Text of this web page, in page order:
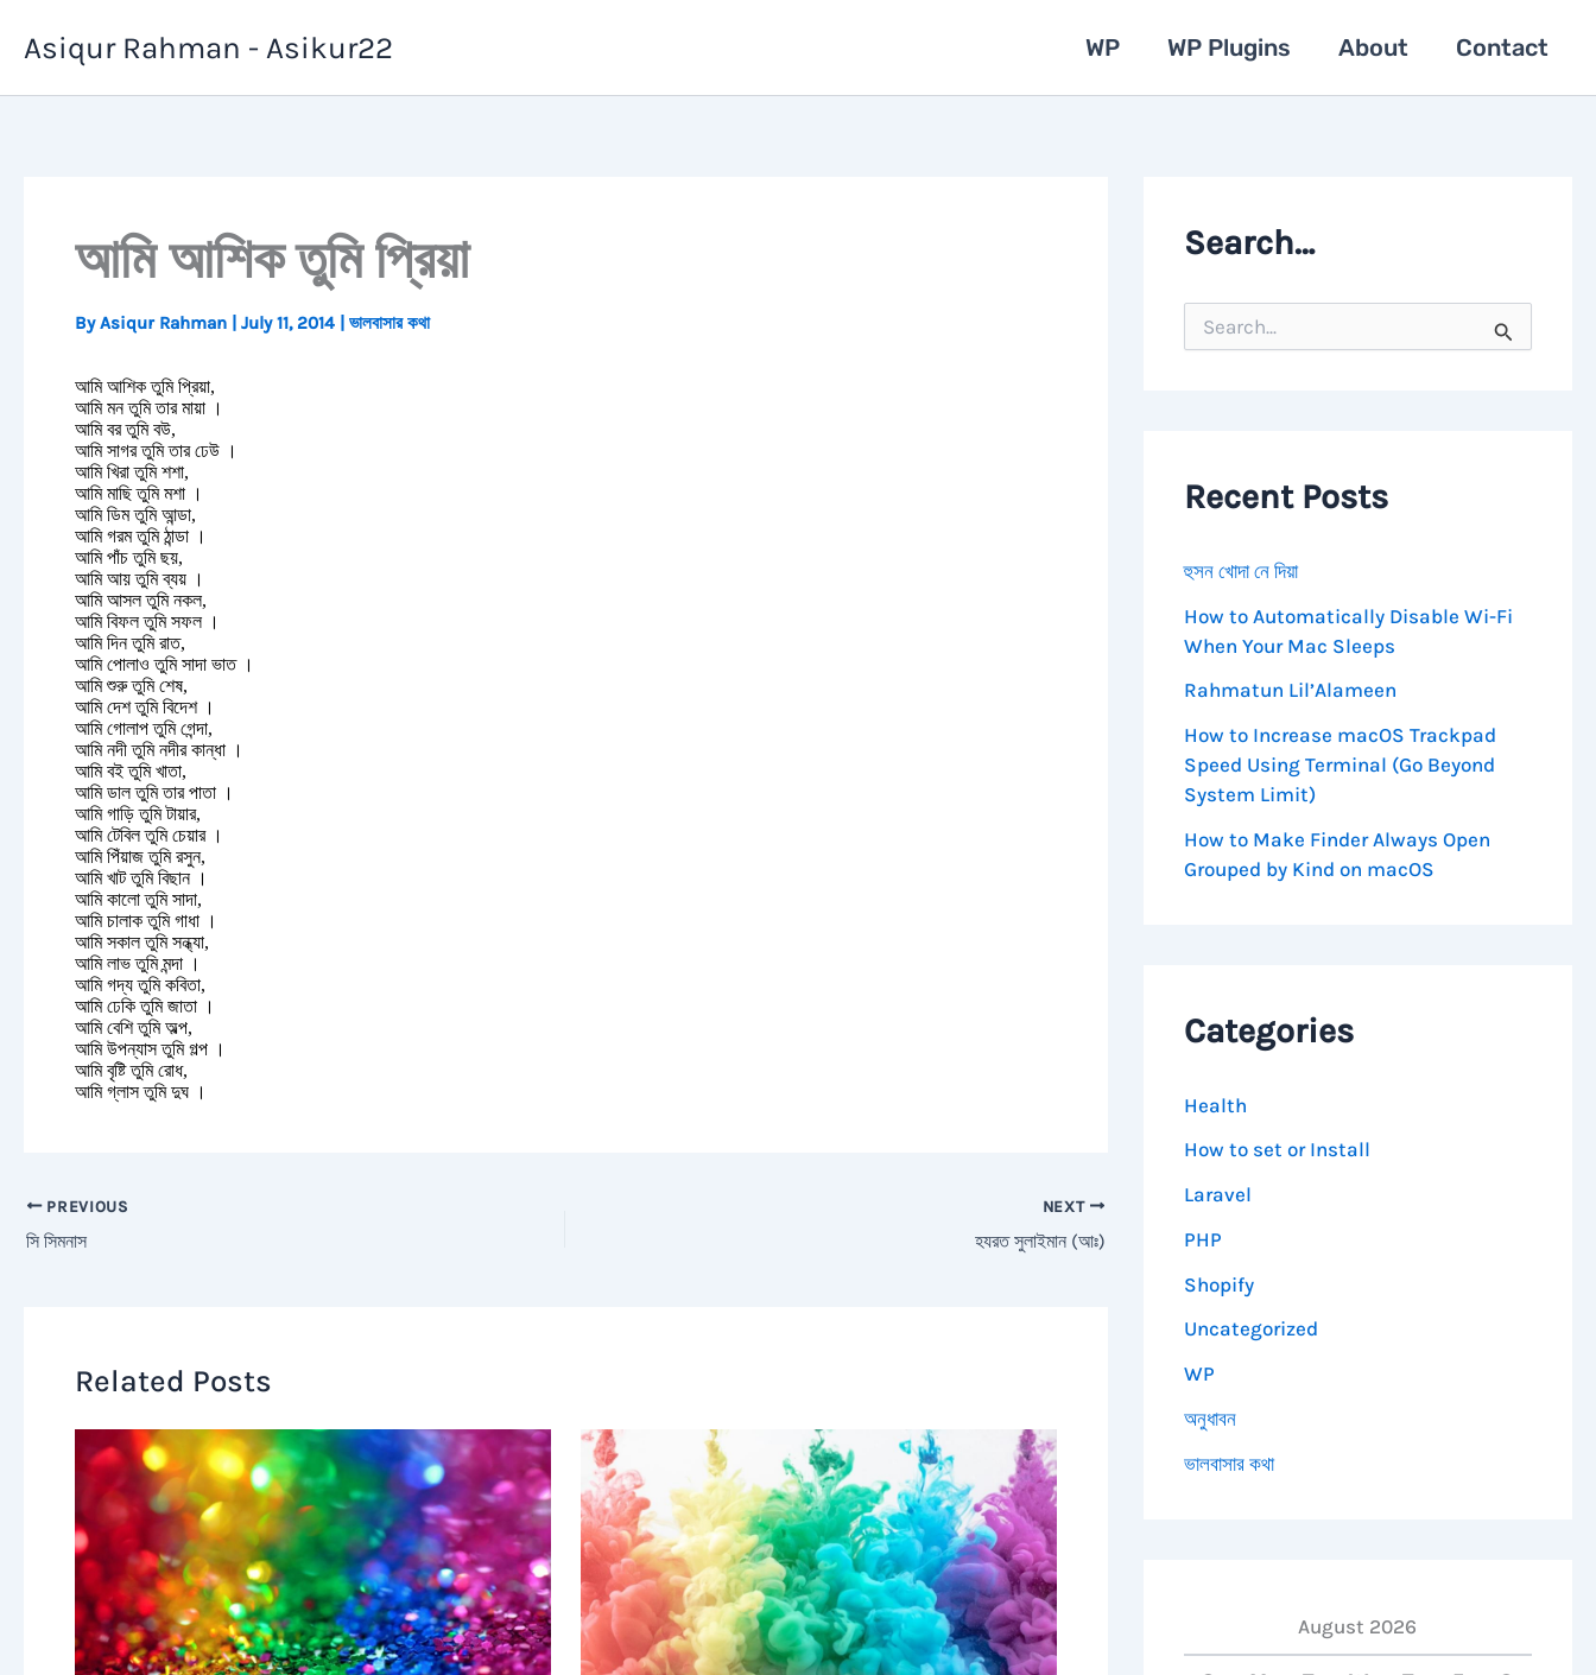
Asiqur Rahman - Asikur22 WP WP Plugins About Contact
আমি আশিক তুমি প্রিয়া
ByAsiqur Rahman July 11, 2014 ভালবাসার কথা
আমি আশিক তুমি প্রিয়া,
আমি মন তুমি তার মায়া ।
আমি বর তুমি বউ,
আমি সাগর তুমি তার ঢেউ ।
আমি খিরা তুমি শশা,
আমি মাছি তুমি মশা ।
আমি ডিম তুমি আন্ডা,
আমি গরম তুমি ঠান্ডা ।
আমি পাঁচ তুমি ছয়,
আমি আয় তুমি ব্যয় ।
আমি আসল তুমি নকল,
আমি বিফল তুমি সফল ।
আমি দিন তুমি রাত,
আমি পোলাও তুমি সাদা ভাত ।
আমি শুরু তুমি শেষ,
আমি দেশ তুমি বিদেশ ।
আমি গোলাপ তুমি গেন্দা,
আমি নদী তুমি নদীর কান্ধা ।
আমি বই তুমি খাতা,
আমি ডাল তুমি তার পাতা ।
আমি গাড়ি তুমি টায়ার,
আমি টেবিল তুমি চেয়ার ।
আমি পিঁয়াজ তুমি রসুন,
আমি খাট তুমি বিছান ।
আমি কালো তুমি সাদা,
আমি চালাক তুমি গাধা ।
আমি সকাল তুমি সন্ধ্যা,
আমি লাভ তুমি মন্দা ।
আমি গদ্য তুমি কবিতা,
আমি ঢেকি তুমি জাতা ।
আমি বেশি তুমি অল্প,
আমি উপন্যাস তুমি গল্প ।
আমি বৃষ্টি তুমি রোধ,
আমি গ্লাস তুমি দুঘ ।
PREVIOUS
সি সিমনাস
NEXT
হযরত সুলাইমান (আঃ)
Related Posts
Search…
Recent Posts
হুসন খোদা নে দিয়া
How to Automatically Disable Wi-Fi
When Your Mac Sleeps
Rahmatun Lil’Alameen
How to Increase macOS Trackpad
Speed Using Terminal (Go Beyond
System Limit)
How to Make Finder Always Open
Grouped by Kind on macOS
Categories
Health
How to set or Install
Laravel
PHP
Shopify
Uncategorized
WP
অনুধাবন
ভালবাসার কথা
August 2026